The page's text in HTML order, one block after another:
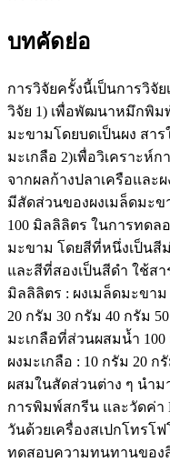
บทคัดย่อ
การวิจัยครั้งนี้เป็นการวิจั
วิจัย 1) เพื่อพัฒนาหมึกพิม
มะขามโดยบดเป็นผง สา
มะเกลือ 2)เพื่อวิเคราะห์
จากผลก้างปลาเครือและ
มีสัดส่วนของผงเมล็ดมะข
100 มิลลิลิตร ในการทด
มะขาม โดยสีที่หนึ่งเป็นสี
และสีที่สองเป็นสีดำ ใช้ส
มิลลิลิตร : ผงเมล็ดมะขาม
20 กรัม 30 กรัม 40 กรัม
มะเกลือที่ส่วนผสมน้ำ
ผงมะเกลือ : 10 กรัม 20
ผสมในสัดส่วนต่าง ๆ นำ
การพิมพ์สกรีน และวัดค่า
วันด้วยเครื่องสเปกโทรโฟ
ทดสอบความทนทานของสี